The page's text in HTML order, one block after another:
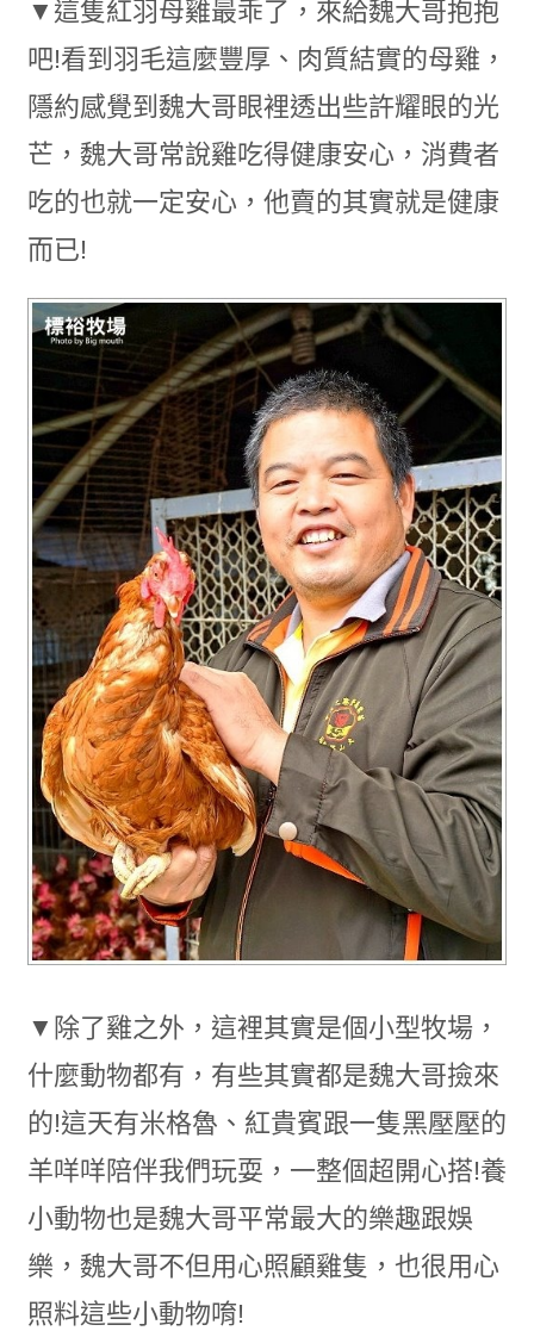
▼這隻紅羽母雞最乖了，來給魏大哥抱抱
吧!看到羽毛這麼豐厚、肉質結實的母雞，
隱約感覺到魏大哥眼裡透出些許耀眼的光
芒，魏大哥常說雞吃得健康安心，消費者
吃的也就一定安心，他賣的其實就是健康
而已!
▼除了雞之外，這裡其實是個小型牧場，
什麼動物都有，有些其實都是魏大哥撿來
的!這天有米格魯、紅貴賓跟一隻黑壓壓的
羊咩咩陪伴我們玩耍，一整個超開心搭!養
小動物也是魏大哥平常最大的樂趣跟娛
樂，魏大哥不但用心照顧雞隻，也很用心
照料這些小動物唷!